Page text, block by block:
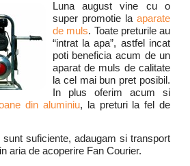
Luna august vine cu o
super promotie laaparate
de muls. Toate preturile au
“intrat la apa”, astfel incat
poti beneficia acum de un
aparat de muls de calitate
la cel mai bun pret posibil.
In plus oferim acum si
din aluminiu, la preturi la fel de
suficiente, adaugam si transport
aria de acoperire Fan Courier.